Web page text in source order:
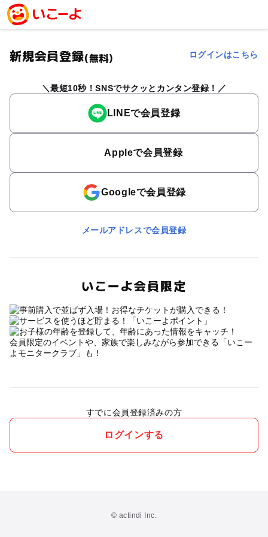
新規会員登録(無料) ログインはこちら
最短10秒！SNSでサクッとカンタン登録！
LINEで会員登録
Appleで会員登録
Googleで会員登録
メールアドレスで会員登録
いこーよ会員限定
会員限定のイベントや、家族で楽しみながら参加できる「いこー
よモニタークラブ」も！
すでに会員登録済みの方
ログインする
© actindi Inc.